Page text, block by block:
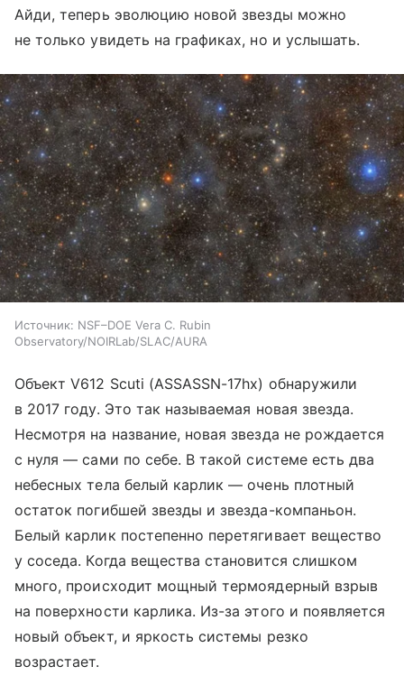
Айди, теперь эволюцию новой звезды можно
не только увидеть на графиках, но и услышать.
Источник: NSF–DOE Vera C. Rubin
Observatory/NOIRLab/SLAC/AURA
Объект V612 Scuti (ASSASSN-17hx) обнаружили
в 2017 году. Это так называемая новая звезда.
Несмотря на название, новая звезда не рождается
с нуля — сами по себе. В такой системе есть два
небесных тела белый карлик — очень плотный
остаток погибшей звезды и звезда-компаньон.
Белый карлик постепенно перетягивает вещество
у соседа. Когда вещества становится слишком
много, происходит мощный термоядерный взрыв
на поверхности карлика. Из-за этого и появляется
новый объект, и яркость системы резко
возрастает.